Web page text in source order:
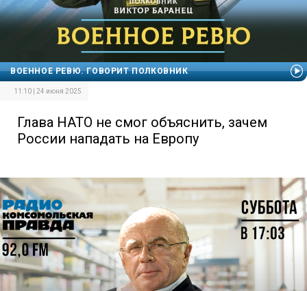
ВОЕННОЕ РЕВЮ. ГОВОРИТ ПОЛКОВНИК
11:10 | 24 июня 2025
Глава НАТО не смог объяснить, зачем
России нападать на Европу